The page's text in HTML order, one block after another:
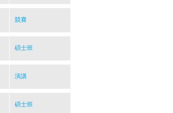
競賽
碩士班
演講
碩士班